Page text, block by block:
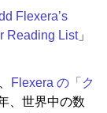
Flexera’s
Reading List」
Flexera の「ク
、世界中の数